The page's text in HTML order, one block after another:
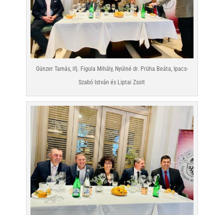
Günzer Tamás, ifj. Figula Mihály, Nyúlné dr. Prüha Beáta, Ipacs-
Szabó István és Liptai Zsolt